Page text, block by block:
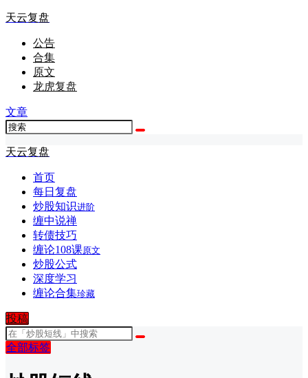
天云复盘
公告
合集
原文
龙虎复盘
文章
天云复盘
首页
每日复盘
炒股知识进阶
缠中说禅
转债技巧
缠论108课原文
炒股公式
深度学习
缠论合集珍藏
投稿
全部标签